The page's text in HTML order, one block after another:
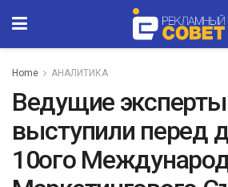
Home АНАЛИТИКА
Ведущие
выступили перед
10ого